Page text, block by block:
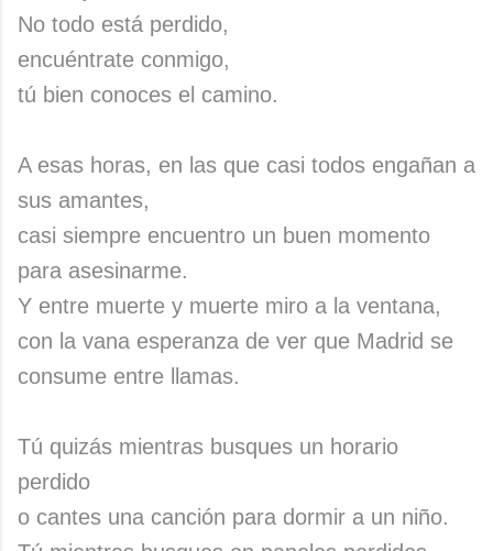
No todo está perdido,
encuéntrate conmigo,
tú bien conoces el camino.
A esas horas, en las que casi todos engañan a
sus amantes,
casi siempre encuentro un buen momento
para asesinarme.
Y entre muerte y muerte miro a la ventana,
con la vana esperanza de ver que Madrid se
consume entre llamas.
Tú quizás mientras busques un horario
perdido
o cantes una canción para dormir a un niño.